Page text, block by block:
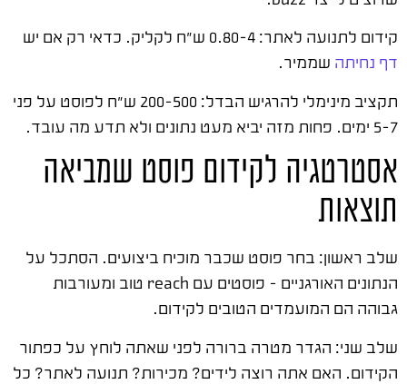
קידום לתנועה לאתר: 0.80-4 ש"ח לקליק. כדאי רק אם יש
דף נחיתה שממיר.
תקציב מינימלי להרגיש הבדל: 200-500 ש"ח לפוסט על פני
5-7 ימים. פחות מזה יביא מעט נתונים ולא תדע מה עובד.
אסטרטגיה לקידום פוסט שמביאה
תוצאות
שלב ראשון: בחר פוסט שכבר מוכיח ביצועים. הסתכל על
הנתונים האורגניים – פוסטים עם reach טוב ומעורבות
גבוהה הם המועמדים הטובים לקידום.
שלב שני: הגדר מטרה ברורה לפני שאתה לוחץ על כפתור
הקידום. האם אתה רוצה לידים? מכירות? תנועה לאתר? כל